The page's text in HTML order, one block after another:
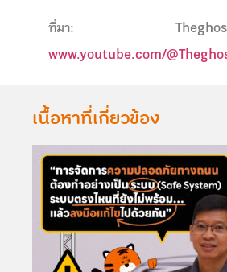
ที่มา:
www.youtube.com/
เนื้อหาที่เกี่ยวข้อง